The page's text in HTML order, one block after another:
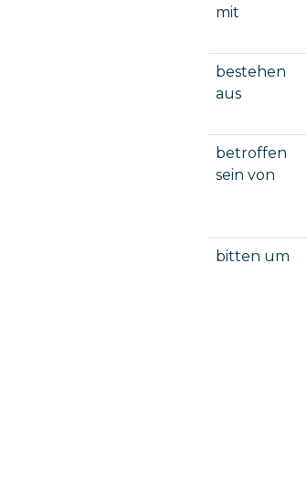
mit
bestehen
aus
betroffen
sein von
bitten um